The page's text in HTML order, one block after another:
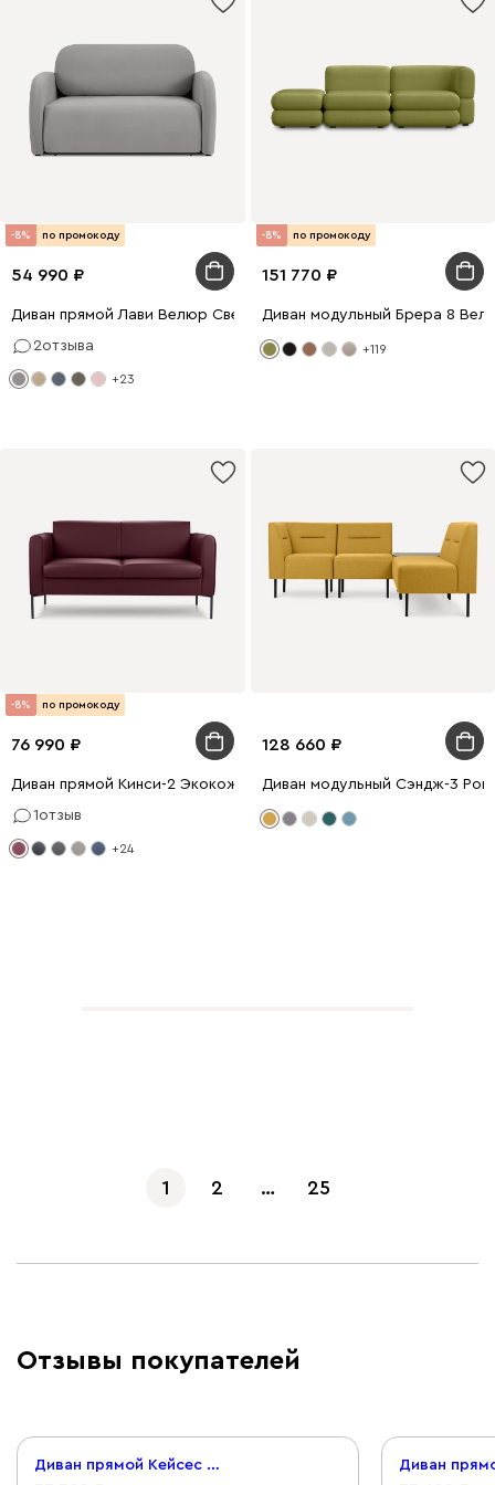
-8% по промокоду
54 990
Диван прямой Лави Велюр Светло-серый
2отзыва
+23
-8% по промокоду
151 770
Диван модульный Брера 8
+119
-8% по промокоду
76 990
Диван прямой Кинси-2 Экокожа Бордовый
1отзыв
+24
128 660
Диван модульный Сэндж-3
1 2 … 25
Отзывы покупателей
Диван прямой Кейсес 140 Велюр Оливковый